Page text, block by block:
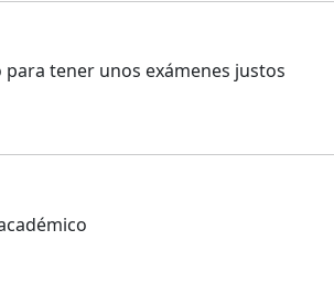
tener unos exámenes justos